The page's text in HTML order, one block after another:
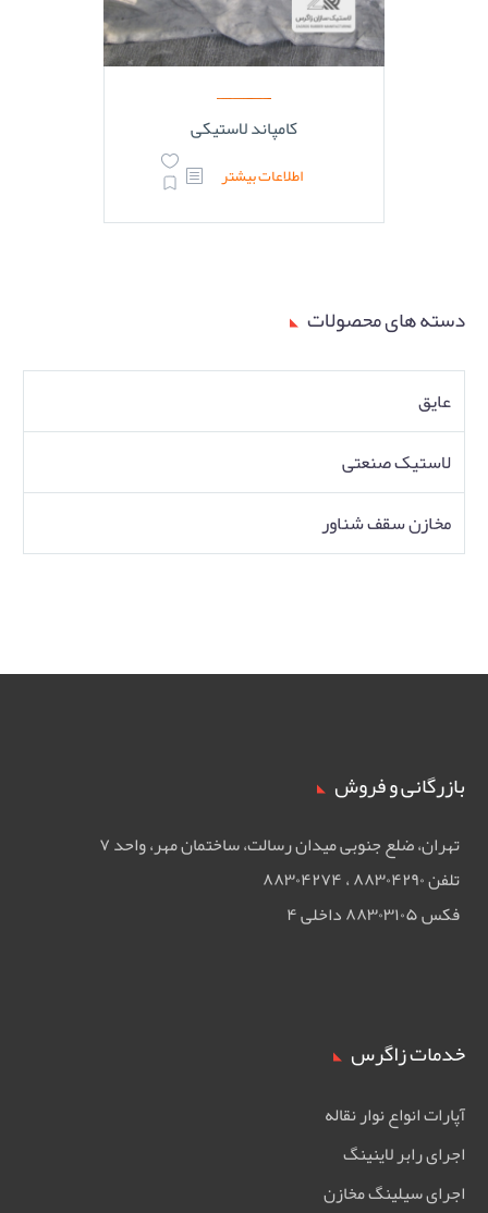
کامپاند لاستیکی
اطلاعات بیشتر
دسته های محصولات
عایق
لاستیک صنعتی
مخازن سقف شناور
بازرگانی و فروش
تهران، ضلع جنوبی ميدان رسالت، ساختمان مهر، واحد ۷
تلفن ۸۸۳۰۴۲۹۰ ، ۸۸۳۰۴۲۷۴
فکس ۸۸۳۰۳۱۰۵ داخلی ۴
خدمات زاگرس
آپارات انواع نوار نقاله
اجرای رابر لاینینگ
اجرای سیلینگ مخازن